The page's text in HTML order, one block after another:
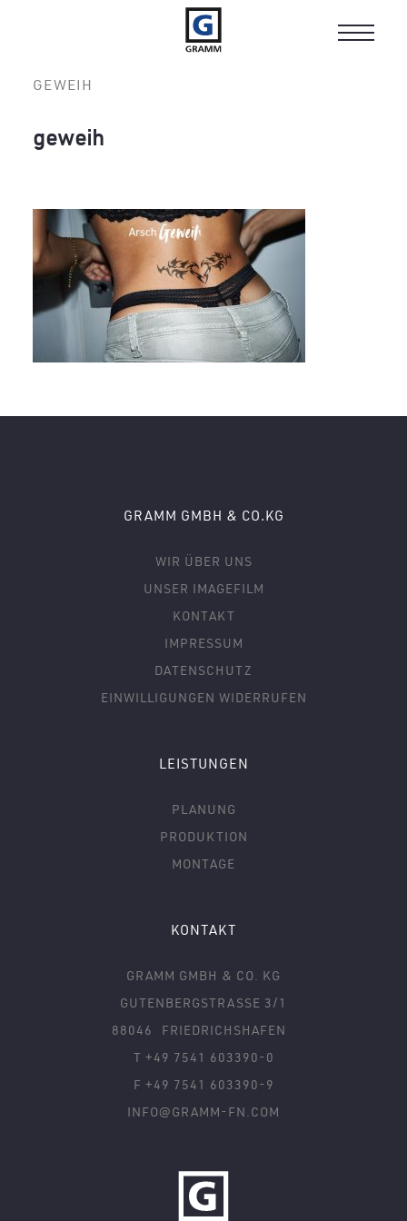
Toggle
GEWEIH
geweih
GRAMM GMBH & CO.KG
WIR ÜBER UNS
UNSER IMAGEFILM
KONTAKT
IMPRESSUM
DATENSCHUTZ
EINWILLIGUNGEN WIDERRUFEN
LEISTUNGEN
PLANUNG
PRODUKTION
MONTAGE
KONTAKT
GRAMM GMBH & CO. KG
GUTENBERGSTRASSE 3/1
88046
FRIEDRICHSHAFEN
T +49 7541 603390-0
F +49 7541 603390-9
INFO@GRAMM-FN.COM